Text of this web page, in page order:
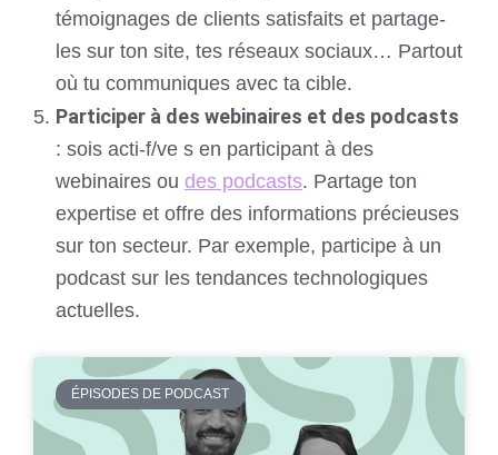
témoignages de clients satisfaits et partage-
les sur ton site, tes réseaux sociaux… Partout
où tu communiques avec ta cible.
Participer à des webinaires et des podcasts
: sois acti-f/ve s en participant à des
webinaires ou des podcasts. Partage ton
expertise et offre des informations précieuses
sur ton secteur. Par exemple, participe à un
podcast sur les tendances technologiques
actuelles.
ÉPISODES DE PODCAST